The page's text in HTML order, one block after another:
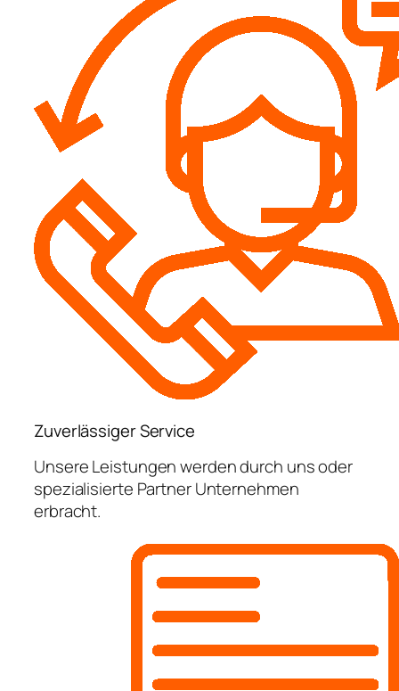
Zuverlässiger Service
Unsere Leistungen werden durch uns oder
spezialisierte Partner Unternehmen
erbracht.